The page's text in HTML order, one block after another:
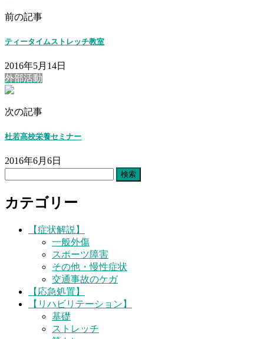
前の記事
ティータイムストレッチ教室
2016年5月14日
外部活動
次の記事
杜若高校栄養セミナー
2016年6月6日
カテゴリー
【症状解説】
一般外傷
スポーツ障害
その他・慢性症状
交通事故のケガ
【応急処置】
【リハビリテーション】
基礎
ストレッチ